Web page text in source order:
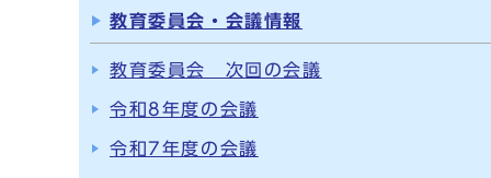
教育委員会・会議情報
教育委員会 次回の会議
令和8年度の会議
令和7年度の会議